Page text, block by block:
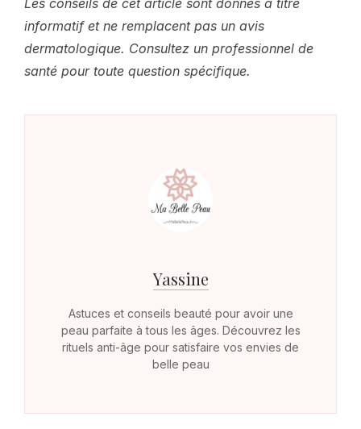
informatif et ne remplacent pas un avis
dermatologique. Consultez un professionnel de
santé pour toute question spécifique.
Yassine
Astuces et conseils beauté pour avoir une
peau parfaite à tous les âges. Découvrez les
rituels anti-âge pour satisfaire vos envies de
belle peau